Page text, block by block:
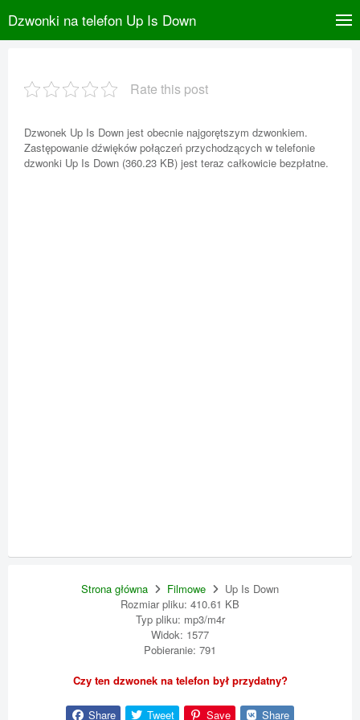
Dzwonki na telefon Up Is Down
Rate this post
Dzwonek Up Is Down jest obecnie najgorętszym dzwonkiem.
Zastępowanie dźwięków połączeń przychodzących w telefonie
dzwonki Up Is Down (360.23 KB) jest teraz całkowicie bezpłatne.
Strona główna Filmowe
Up Is Down
Rozmiar pliku: 410.61 KB
Typ pliku: mp3/m4r
Widok: 1577
Pobieranie: 791
Czy ten dzwonek na telefon był przydatny?
Share Tweet Save Share